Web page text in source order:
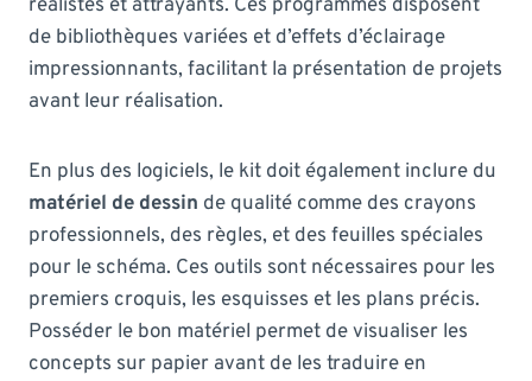
réalistes et attrayants. Ces programmes disposent
de bibliothèques variées et d’effets d’éclairage
impressionnants, facilitant la présentation de projets
avant leur réalisation.
En plus des logiciels, le kit doit également inclure du
matériel de dessin de qualité comme des crayons
professionnels, des règles, et des feuilles spéciales
pour le schéma. Ces outils sont nécessaires pour les
premiers croquis, les esquisses et les plans précis.
Posséder le bon matériel permet de visualiser les
concepts sur papier avant de les traduire en